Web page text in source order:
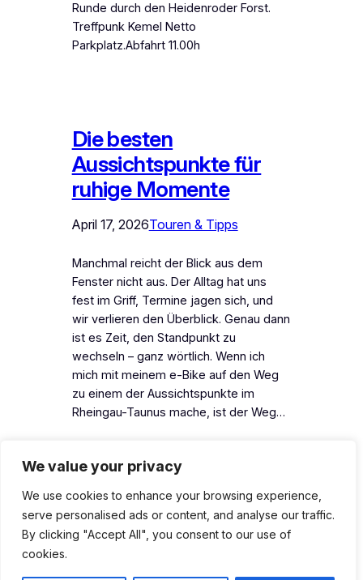
We value your privacy
We use cookies to enhance your browsing experience,
serve personalised ads or content, and analyse our traffic.
By clicking "Accept All", you consent to our use of
cookies.
Runde durch den Heidenroder Forst.
Treffpunk Kemel Netto
Parkplatz.Abfahrt 11.00h
Die besten
Aussichtspunkte für
ruhige Momente
April 17, 2026Touren & Tipps
Manchmal reicht der Blick aus dem
Fenster nicht aus. Der Alltag hat uns
fest im Griff, Termine jagen sich, und
wir verlieren den Überblick. Genau dann
ist es Zeit, den Standpunkt zu
wechseln – ganz wörtlich. Wenn ich
mich mit meinem e-Bike auf den Weg
zu einem der Aussichtspunkte im
Rheingau-Taunus mache, ist der Weg…
Heidenrod-Land erleben